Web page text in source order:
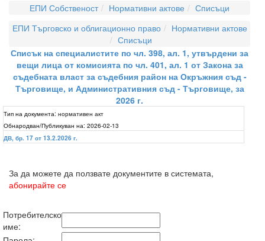
ЕПИ Собственост
Нормативни актове
Списъци
ЕПИ Търговско и облигационно право
Нормативни актове
Списъци
Списък на специалистите по чл. 398, ал. 1, утвърдени за
вещи лица от комисията по чл. 401, ал. 1 от Закона за
съдебната власт за съдебния район на Окръжния съд -
Търговище, и Административния съд - Търговище, за
2026 г.
Тип на документа: нормативен акт
Обнародван/Публикуван на: 2026-02-13
ДВ, бр. 17 от 13.2.2026 г.
За да можете да ползвате документите в системата,
абонирайте се
Потребителско
име: